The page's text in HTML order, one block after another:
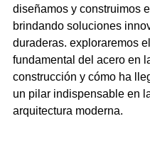
diseñamos y construimos
brindando soluciones
duraderas. exploraremos
fundamental del acero en
construcción y cómo ha
un pilar indispensable en
arquitectura moderna.